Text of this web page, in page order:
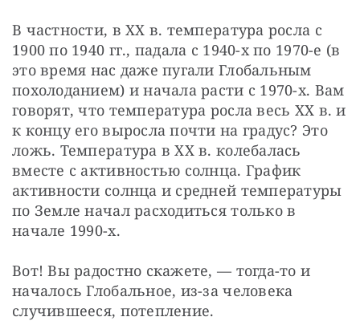
В частности, в XX в. температура росла с
1900 по 1940 гг., падала с 1940-х по 1970-е (в
это время нас даже пугали Глобальным
похолоданием) и начала расти с 1970-х. Вам
говорят, что температура росла весь XX в. и
к концу его выросла почти на градус? Это
ложь. Температура в XX в. колебалась
вместе с активностью солнца. График
активности солнца и средней температуры
по Земле начал расходиться только в
начале 1990-х.
Вот! Вы радостно скажете, — тогда-то и
началось Глобальное, из-за человека
случившееся, потепление.